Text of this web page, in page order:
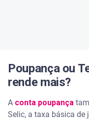
Poupança ou
rende mais?
A conta poupança
Selic, a taxa básica de